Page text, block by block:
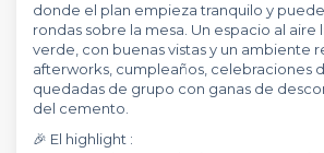
donde el plan empieza tranquilo y
rondas sobre la mesa. Un espacio al
verde, con buenas vistas y un ambiente
afterworks, cumpleaños, celebraciones
quedadas de grupo con ganas de
del cemento.
🎉 El highlight :